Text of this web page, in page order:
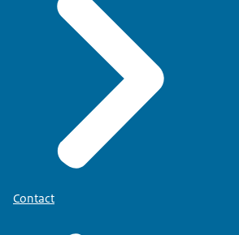
Contact